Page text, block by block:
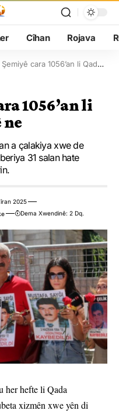
Cîhan Rojava
cara 1056’an li Qada Galatasarayê ne
1056’an li
ne
a çalakiya xwe de
31 salan hate
2025
Dema Xwendinê: 2 Dq.
her hefte li Qada
xizmên xwe yên di